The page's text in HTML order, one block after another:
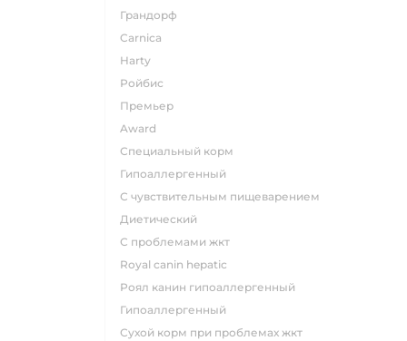
грандорф
carnica
harty
ройбис
премьер
award
специальный корм
гипоаллергенный
с чувствительным пищеварением
диетический
с проблемами жкт
royal canin hepatic
роял канин гипоаллергенный
гипоаллергенный
сухой корм при проблемах жкт